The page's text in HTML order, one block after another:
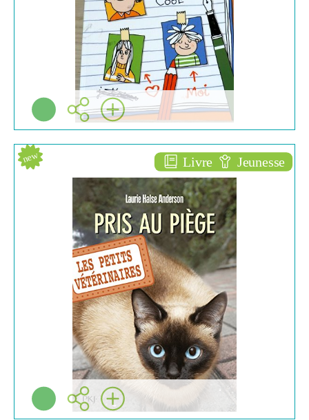
Plus d'infos
Livre Jeunesse
new
Pris au piège [6]
ROMANS ENFANTS
(6/10)
Laurie halse ANDERSON
Pocket jeunesse ( Paris -
2011 )
Plus d'infos